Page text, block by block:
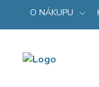
O NÁKUPU